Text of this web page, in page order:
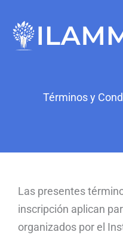
contenido
Términos y
Las presentes
inscripción aplican
organizados por el